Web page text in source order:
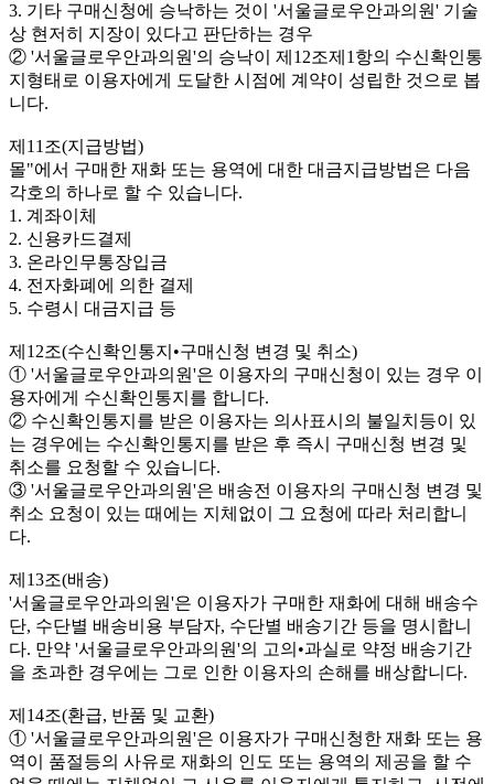
3. 기타 구매신청에 승낙하는 것이 '서울글로우안과의원' 기술
상 현저히 지장이 있다고 판단하는 경우
② '서울글로우안과의원'의 승낙이 제12조제1항의 수신확인통
지형태로 이용자에게 도달한 시점에 계약이 성립한 것으로 봅
니다.
제11조(지급방법)
몰"에서 구매한 재화 또는 용역에 대한 대금지급방법은 다음
각호의 하나로 할 수 있습니다.
1. 계좌이체
2. 신용카드결제
3. 온라인무통장입금
4. 전자화폐에 의한 결제
5. 수령시 대금지급 등
제12조(수신확인통지•구매신청 변경 및 취소)
① '서울글로우안과의원'은 이용자의 구매신청이 있는 경우 이
용자에게 수신확인통지를 합니다.
② 수신확인통지를 받은 이용자는 의사표시의 불일치등이 있
는 경우에는 수신확인통지를 받은 후 즉시 구매신청 변경 및
취소를 요청할 수 있습니다.
③ '서울글로우안과의원'은 배송전 이용자의 구매신청 변경 및
취소 요청이 있는 때에는 지체없이 그 요청에 따라 처리합니
다.
제13조(배송)
'서울글로우안과의원'은 이용자가 구매한 재화에 대해 배송수
단, 수단별 배송비용 부담자, 수단별 배송기간 등을 명시합니
다. 만약 '서울글로우안과의원'의 고의•과실로 약정 배송기간
을 초과한 경우에는 그로 인한 이용자의 손해를 배상합니다.
제14조(환급, 반품 및 교환)
① '서울글로우안과의원'은 이용자가 구매신청한 재화 또는 용
역이 품절등의 사유로 재화의 인도 또는 용역의 제공을 할 수